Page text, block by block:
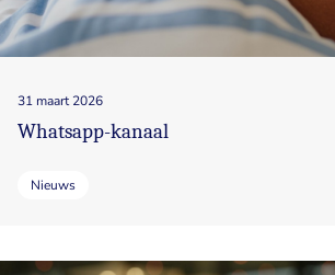
31 maart 2026
Whatsapp-kanaal
Nieuws